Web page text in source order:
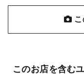
このお店を含む